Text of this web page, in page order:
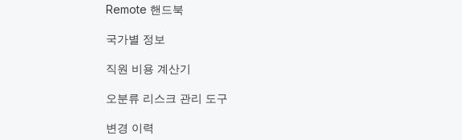
Remote 핸드북
국가별 정보
직원 비용 계산기
오분류 리스크 관리 도구
변경 이력